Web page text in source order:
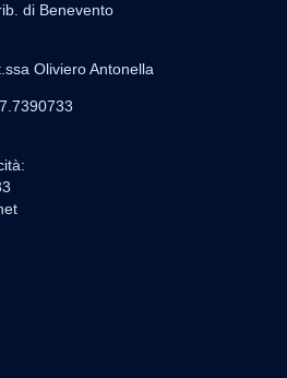
di Benevento
Oliviero Antonella